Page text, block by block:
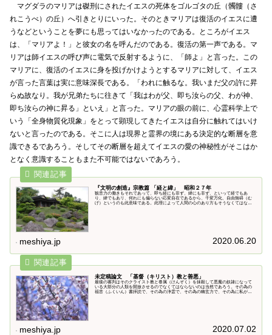
マグダラのマリアは磔刑にされたイエスの死体をゴルゴタの丘（髑髏（さ
れこうべ）の丘）へ引きとりにいった。そのときマリアは復活のイエスに遭
うなどということを夢にも思ってはいなかったのである。ところがイエス
は、「マリアよ！」と彼女の名を呼んだのである。復活の第一声である。マ
リアは師イエスの呼び声に電気で反射するように、「師よ」と言った。この
マリアに、復活のイエスに身を投げかけようとするマリアに対して、イエス
が言った言葉は実に意味深長である。「われに触るな。我いまだ父の許に昇
らぬ故なり。我が兄弟たちに往きて「我はわが父、即ち汝らの父、わが神、
即ち汝らの神に昇る」といえ」と言った。マリアの眼の前に、心霊科学上で
いう「全身物質化現象」をとって顕現してきたイエスは自分に触れてはいけ
ないと言ったのである。そこに人は現界と霊界の境にある決定的な断層を意
識できるであろう。そしてその断層を超えてイエスの愛の神秘性がそこはか
となく意識することもまた不可能ではないであろう。
『文明の創造』宗教篇 「経と緯」 昭和２７年
観音力の働きもそれであって、即ち経にも非ず、緯にも非ず、といって経でもあ
り、緯でもあリ、何れにも偏らない応変自在であるから、千変万化、自由無碍（む
げ）というのも此意味である。此理によって人間の心のあり方もそうなくてはなら
meshiya.jp 2020.06.20
未定稿論文 「基督（キリスト）教と善悪」
最後の審判はそのクライスト教と眷属（けんぞく）を抹殺して悪魔の奴隷になって
いる大部分の人類を開放させるのでなくてはならないのは当然であろう。その為の
福音（ふくいん）書拝読で、その為の浄霊で、その為の幽玄力で、その為に私が生
meshiya.jp 2020.07.02